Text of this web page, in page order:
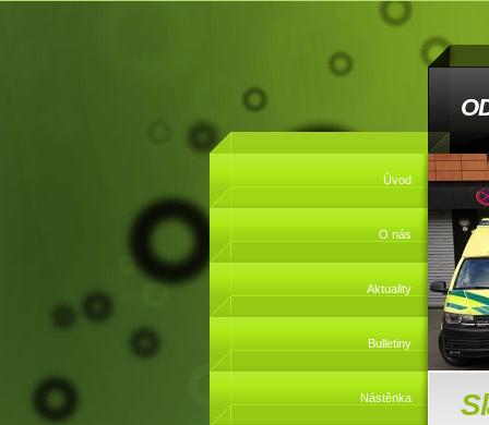
Úvod
O nás
Aktuality
Bulletiny
Nástěnka